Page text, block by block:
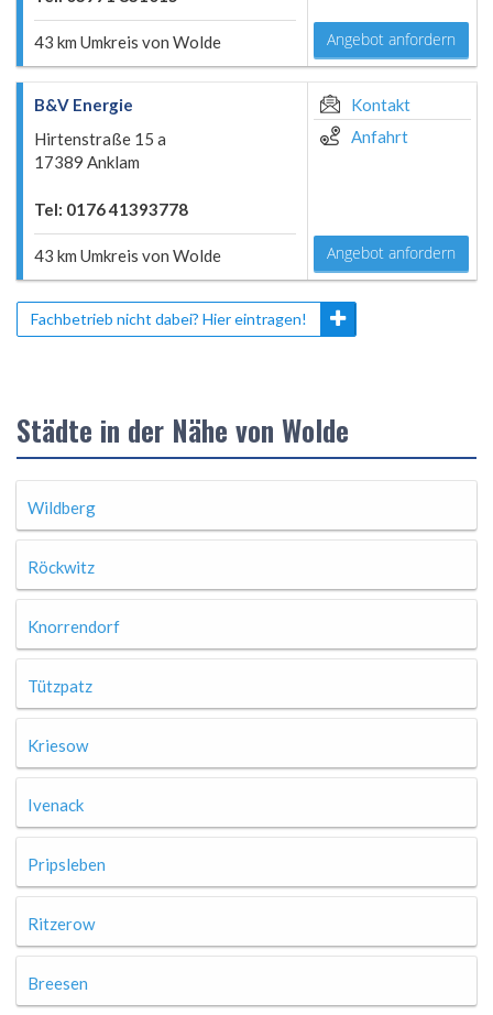
43 km Umkreis von Wolde Angebot anfordern
B&V Energie
Hirtenstraße 15 a
17389 Anklam
Tel: 0176 41393778
43 km Umkreis von Wolde
Kontakt
Anfahrt
Angebot anfordern
Fachbetrieb nicht dabei? Hier eintragen!
Städte in der Nähe von Wolde
Wildberg
Röckwitz
Knorrendorf
Tützpatz
Kriesow
Ivenack
Pripsleben
Ritzerow
Breesen